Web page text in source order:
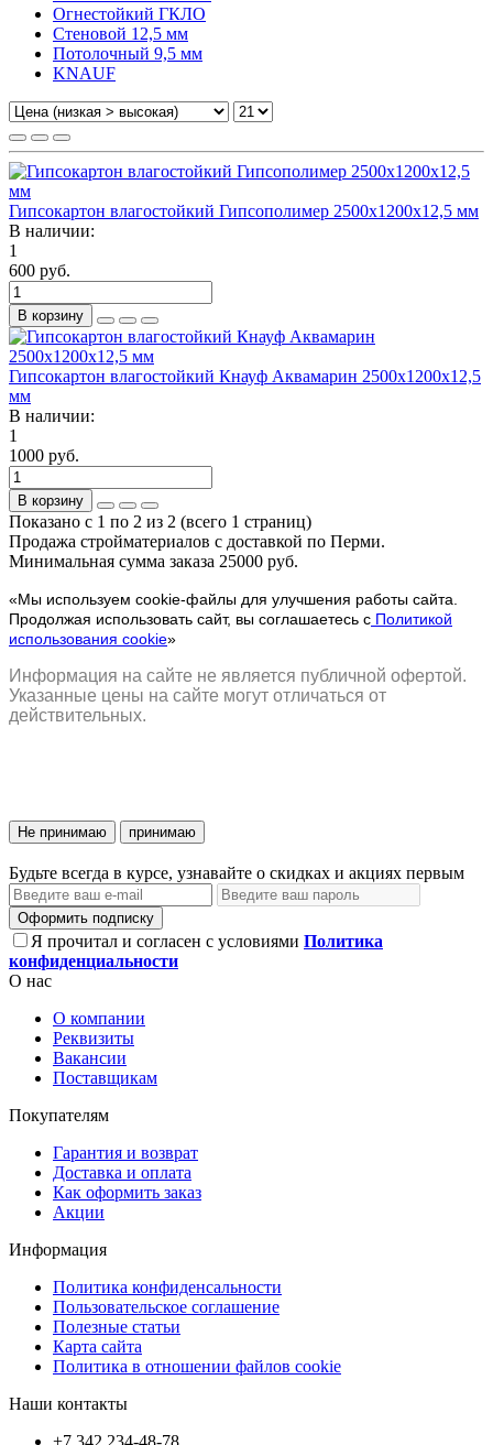
Огнестойкий ГКЛО
Стеновой 12,5 мм
Потолочный 9,5 мм
KNAUF
Гипсокартон влагостойкий Гипсополимер 2500х1200х12,5 мм
В наличии:
1
600 руб.
В корзину
Гипсокартон влагостойкий Кнауф Аквамарин 2500x1200x12,5
мм
В наличии:
1
1000 руб.
В корзину
Показано с 1 по 2 из 2 (всего 1 страниц)
Продажа стройматериалов с доставкой по Перми.
Минимальная сумма заказа 25000 руб.
«Мы используем cookie-файлы для улучшения работы сайта.
Продолжая использовать сайт, вы соглашаетесь с Политикой
использования cookie»
Информация на сайте не является публичной офертой.
Указанные цены на сайте могут отличаться от
действительных.
Не принимаю принимаю
Будьте всегда в курсе, узнавайте о скидках и акциях первым
Оформить подписку
Я прочитал и согласен с условиями Политика
конфиденциальности
О нас
О компании
Реквизиты
Вакансии
Поставщикам
Покупателям
Гарантия и возврат
Доставка и оплата
Как оформить заказ
Акции
Информация
Политика конфиденсальности
Пользовательское соглашение
Полезные статьи
Карта сайта
Политика в отношении файлов cookie
Наши контакты
+7 342 234-48-78